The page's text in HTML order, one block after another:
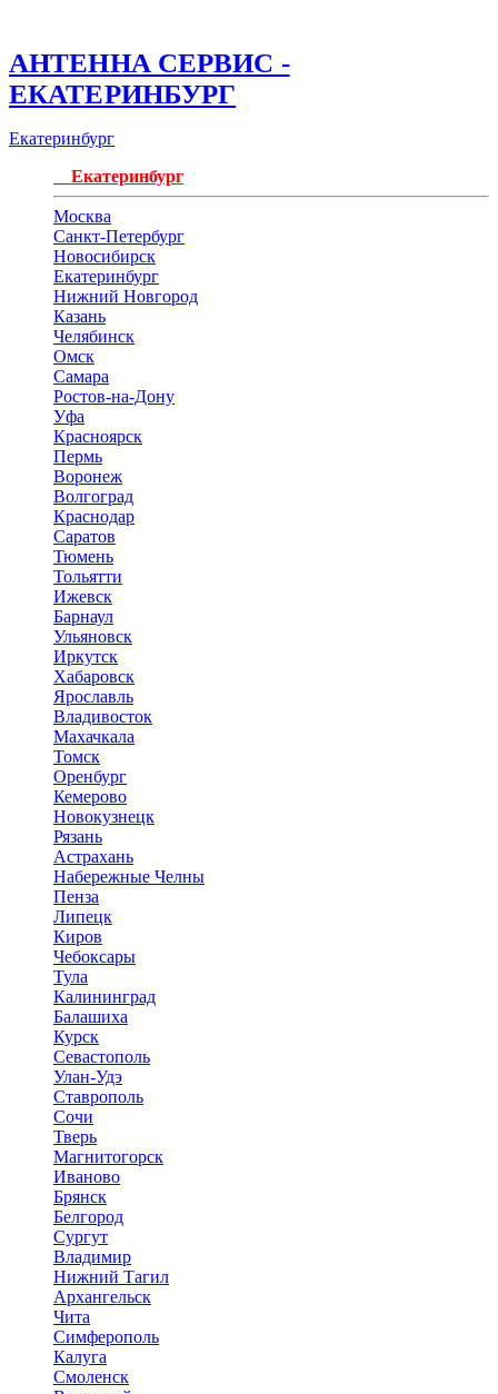
АНТЕННА СЕРВИС -
ЕКАТЕРИНБУРГ
Екатеринбург
Екатеринбург
Москва
Санкт-Петербург
Новосибирск
Екатеринбург
Нижний Новгород
Казань
Челябинск
Омск
Самара
Ростов-на-Дону
Уфа
Красноярск
Пермь
Воронеж
Волгоград
Краснодар
Саратов
Тюмень
Тольятти
Ижевск
Барнаул
Ульяновск
Иркутск
Хабаровск
Ярославль
Владивосток
Махачкала
Томск
Оренбург
Кемерово
Новокузнецк
Рязань
Астрахань
Набережные Челны
Пенза
Липецк
Киров
Чебоксары
Тула
Калининград
Балашиха
Курск
Севастополь
Улан-Удэ
Ставрополь
Сочи
Тверь
Магнитогорск
Иваново
Брянск
Белгород
Сургут
Владимир
Нижний Тагил
Архангельск
Чита
Симферополь
Калуга
Смоленск